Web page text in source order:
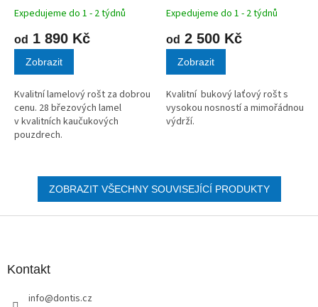
Expedujeme do 1 - 2 týdnů
od 1 890 Kč
Zobrazit
Kvalitní lamelový rošt za dobrou
cenu. 28 březových lamel
v kvalitních kaučukových
pouzdrech.
Expedujeme do 1 - 2 týdnů
od 2 500 Kč
Zobrazit
Kvalitní bukový laťový rošt s
vysokou nosností a mimořádnou
výdrží.
ZOBRAZIT VŠECHNY SOUVISEJÍCÍ PRODUKTY
Kontakt
info@dontis.cz